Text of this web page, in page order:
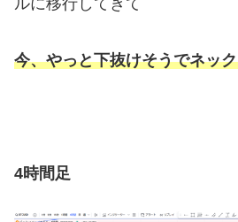
今、やっと下抜けそうでネッ
4時間足